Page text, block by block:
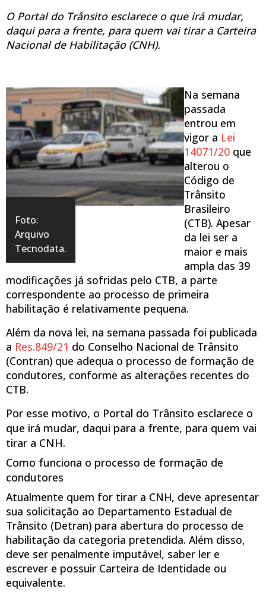
O Portal do Trânsito esclarece o que irá mudar,
daqui para a frente, para quem vai tirar a Carteira
Nacional de Habilitação (CNH).
Foto:
Arquivo
Tecnodata.
Na semana
passada
entrou em
vigor a Lei
14071/20 que
alterou o
Código de
Trânsito
Brasileiro
(CTB). Apesar
da lei ser a
maior e mais
ampla das 39
modificações já sofridas pelo CTB, a parte
correspondente ao processo de primeira
habilitação é relativamente pequena.
Além da nova lei, na semana passada foi publicada
a Res.849/21 do Conselho Nacional de Trânsito
(Contran) que adequa o processo de formação de
condutores, conforme as alterações recentes do
CTB.
Por esse motivo, o Portal do Trânsito esclarece o
que irá mudar, daqui para a frente, para quem vai
tirar a CNH.
Como funciona o processo de formação de
condutores
Atualmente quem for tirar a CNH, deve apresentar
sua solicitação ao Departamento Estadual de
Trânsito (Detran) para abertura do processo de
habilitação da categoria pretendida. Além disso,
deve ser penalmente imputável, saber ler e
escrever e possuir Carteira de Identidade ou
equivalente.